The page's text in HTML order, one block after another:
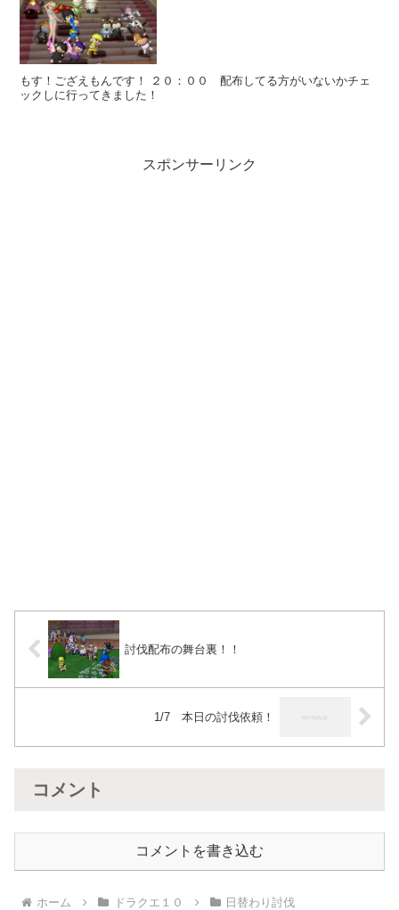
もす！ござえもんです！ ２０：００ 配布してる方がいないかチェ
ックしに行ってきました！
スポンサーリンク
討伐配布の舞台裏！！
1/7 本日の討伐依頼！
コメント
コメントを書き込む
ホーム ドラクエ１０ 日替わり討伐